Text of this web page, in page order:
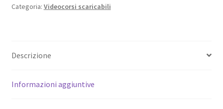
(12
Categoria: Videocorsi scaricabili
Descrizione
Informazioni aggiuntive